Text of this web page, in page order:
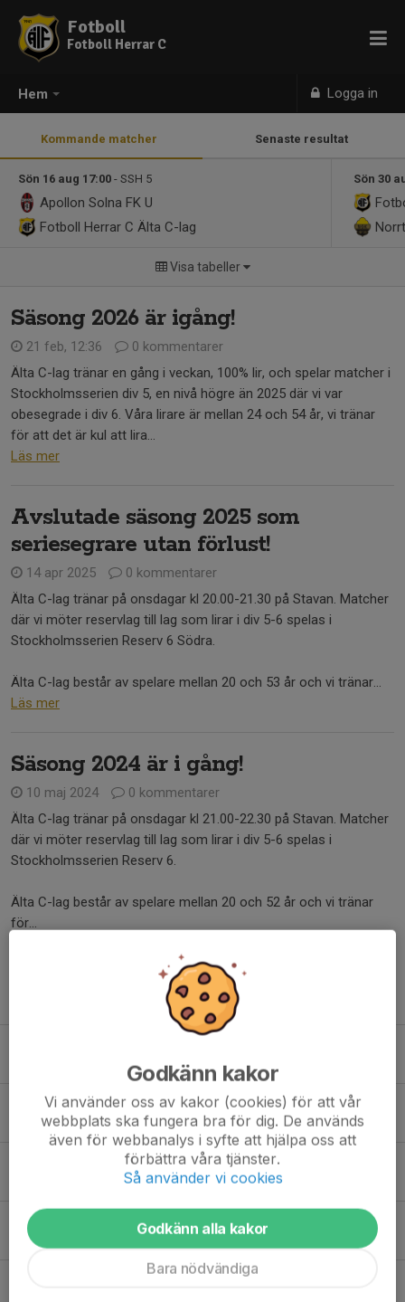
Hem Logga in
Fotboll
Fotboll Herrar C
Kommande matcher Senaste resultat
Sön 16 aug 17:00 - SSH 5
Apollon Solna FK U
Fotboll Herrar C Älta C-lag
Sön 30
Visa tabeller
Säsong 2026 är igång!
21 feb, 12:36
0 kommentarer
Älta C-lag tränar en gång i veckan, 100% lir, och spelar matcher i
Stockholmsserien div 5, en nivå högre än 2025 där vi var
obesegrade i div 6. Våra lirare är mellan 24 och 54 år, vi tränar
för att det är kul att lira...
Läs mer
Avslutade säsong 2025 som
seriesegrare utan förlust!
14 apr 2025
0 kommentarer
Älta C-lag tränar på onsdagar kl 20.00-21.30 på Stavan. Matcher
där vi möter reservlag till lag som lirar i div 5-6 spelas i
Stockholmsserien Reserv 6 Södra.
Älta C-lag består av spelare mellan 20 och 53 år och vi tränar...
Läs mer
Säsong 2024 är i gång!
10 maj 2024
0 kommentarer
Älta C-lag tränar på onsdagar kl 21.00-22.30 på Stavan. Matcher
där vi möter reservlag till lag som lirar i div 5-6 spelas i
Stockholmsserien Reserv 6.
Älta C-lag består av spelare mellan 20 och 52 år och vi tränar
för...
21 mar 2022 2
Älta C-lag seriesegrare 2016!
25 okt 2016 0
Höstsäsongen igång igen!
31 jul 2014 0
Höstens träningsprogram spikat!
Godkänn kakor
Vi använder oss av kakor (cookies) för att vår
webbplats ska fungera bra för dig. De används
även för webbanalys i syfte att hjälpa oss att
förbättra våra tjänster.
Så använder vi cookies
Godkänn alla kakor
Bara nödvändiga